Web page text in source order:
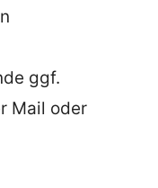
ggf.
Mail oder